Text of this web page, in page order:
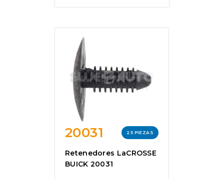
20031 25 PIEZAS
Retenedores LaCROSSE
BUICK 20031